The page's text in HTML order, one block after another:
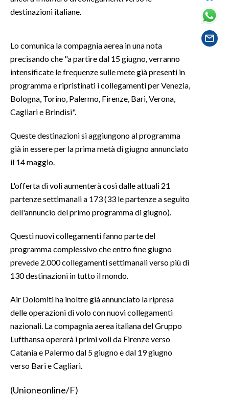
RISULTATI E CLASSIFICHE
CALCIO REGIONALE
BASKET
TENNIS
CULTURA
GOSSIP
SARDEGNA TURISMO
SARDI NEL MONDO
EVENTI
#CARAUNIONE
3 MINUTI CON
destinazioni italiane.
Lo comunica la compagnia aerea in una nota
precisando che "a partire dal 15 giugno, verranno
intensificate le frequenze sulle mete già presenti in
programma e ripristinati i collegamenti per Venezia,
Bologna, Torino, Palermo, Firenze, Bari, Verona,
Cagliari e Brindisi".
Queste destinazioni si aggiungono al programma
già in essere per la prima metà di giugno annunciato
il 14 maggio.
L'offerta di voli aumenterà così dalle attuali 21
partenze settimanali a 173 (33 le partenze a seguito
dell'annuncio del primo programma di giugno).
Questi nuovi collegamenti fanno parte del
programma complessivo che entro fine giugno
prevede 2.000 collegamenti settimanali verso più di
130 destinazioni in tutto il mondo.
Air Dolomiti ha inoltre già annunciato la ripresa
delle operazioni di volo con nuovi collegamenti
nazionali. La compagnia aerea italiana del Gruppo
Lufthansa opererà i primi voli da Firenze verso
Catania e Palermo dal 5 giugno e dal 19 giugno
verso Bari e Cagliari.
(Unioneonline/F)